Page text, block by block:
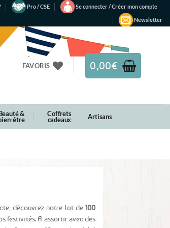
Pro / CSE
Se connecter / Créer mon compte
Newsletter
FAVORIS 0,00€
&
être
Coffrets
cadeaux Artisans
découvrez notre lot de 100
festivités. A assortir avec des